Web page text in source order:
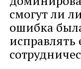
смогут ли
ошибка
исправлять